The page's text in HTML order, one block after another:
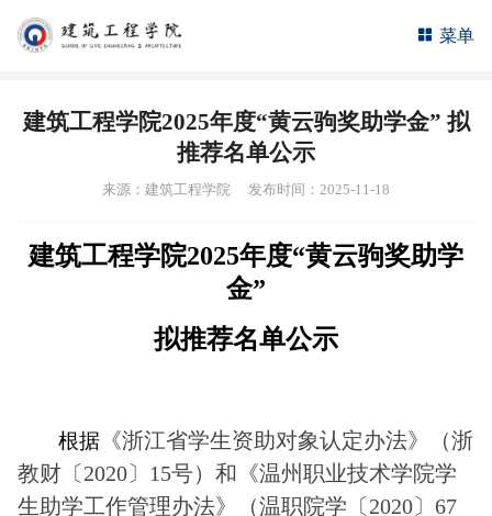
菜单
建筑工程学院2025年度“黄云驹奖助学金” 拟
推荐名单公示
来源：建筑工程学院 发布时间：2025-11-18
建筑工程学院2025年度“黄云驹奖助学
金”
拟推荐名单公示
根据 《浙江省学生资助对象认定办法》（浙
教财〔 2020〕 15号）和《温州职业技术学院学
生助学工作管理办法》（温职院学〔 2020〕 67